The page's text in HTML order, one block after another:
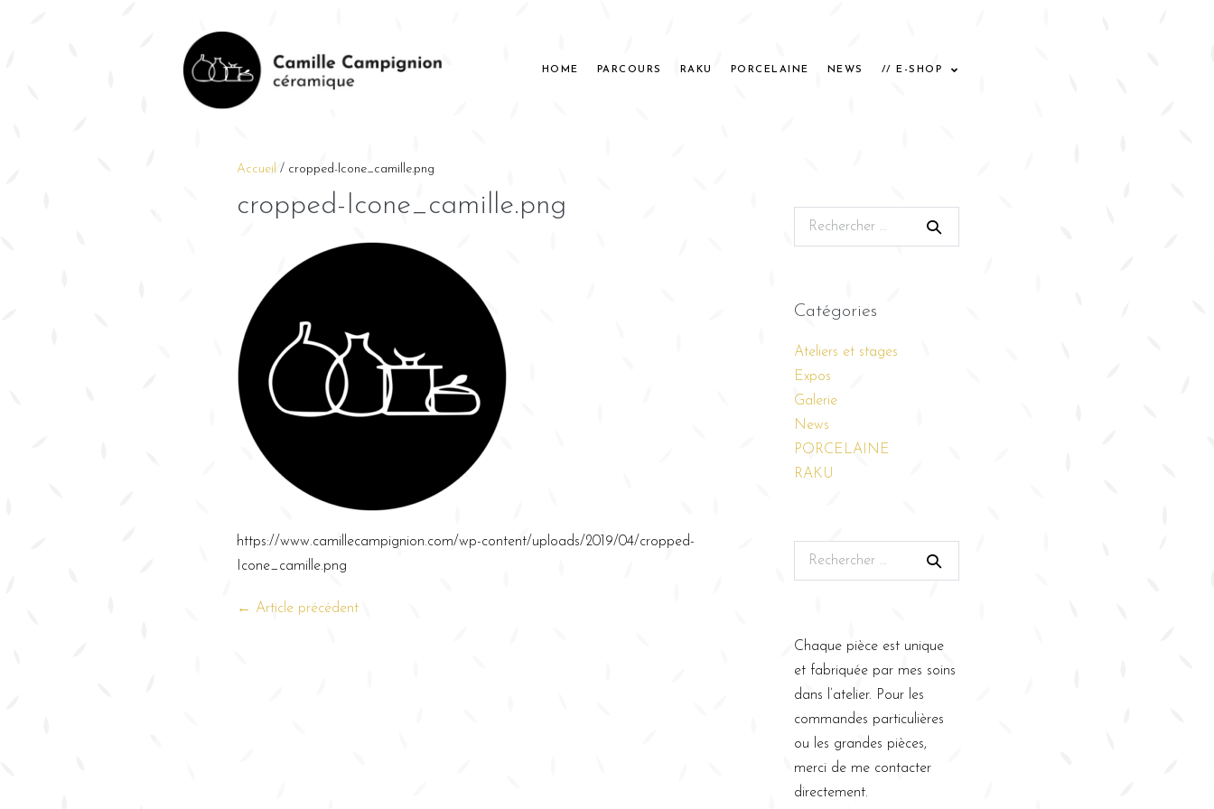
HOME PARCOURS RAKU PORCELAINE NEWS // E-SHOP
Accueil / cropped-Icone_camille.png
cropped-Icone_camille.png
https://www.camillecampignion.com/wp-content/uploads/2019/04/cropped-
Icone_camille.png
← Article précédent
Catégories
Ateliers et stages
Expos
Galerie
News
PORCELAINE
RAKU
Chaque pièce est unique
et fabriquée par mes soins
dans l’atelier. Pour les
commandes particulières
ou les grandes pièces,
merci de me contacter
directement.